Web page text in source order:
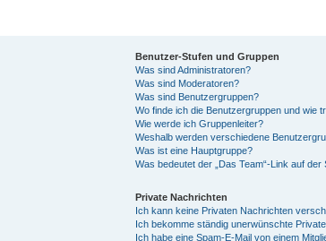
Benutzer-Stufen und Gruppen
Was sind Administratoren?
Was sind Moderatoren?
Was sind Benutzergruppen?
Wo finde ich die Benutzergruppen und wie
Wie werde ich Gruppenleiter?
Weshalb werden verschiedene
Was ist eine Hauptgruppe?
Was bedeutet der „Das Team“-Link auf der
Private Nachrichten
Ich kann keine Privaten Nachrichten
Ich bekomme ständig unerwünschte
Ich habe eine Spam-E-Mail von einem